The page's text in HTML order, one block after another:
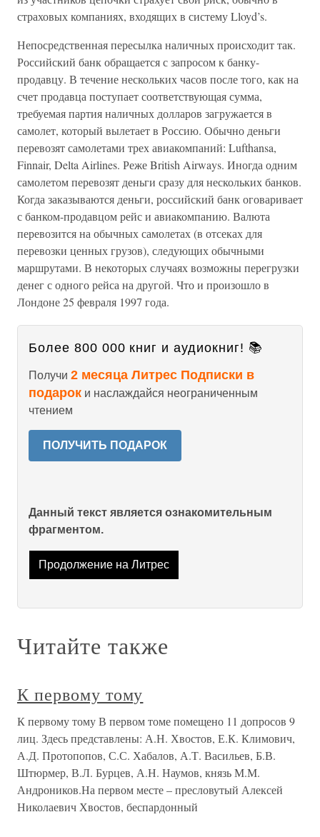
страховых компаниях, входящих в систему Lloyd’s.
Непосредственная пересылка наличных происходит так.
Российский банк обращается с запросом к банку-
продавцу. В течение нескольких часов после того, как на
счет продавца поступает соответствующая сумма,
требуемая партия наличных долларов загружается в
самолет, который вылетает в Россию. Обычно деньги
перевозят самолетами трех авиакомпаний: Lufthansa,
Finnair, Delta Airlines. Реже British Airways. Иногда одним
самолетом перевозят деньги сразу для нескольких банков.
Когда заказываются деньги, российский банк оговаривает
с банком-продавцом рейс и авиакомпанию. Валюта
перевозится на обычных самолетах (в отсеках для
перевозки ценных грузов), следующих обычными
маршрутами. В некоторых случаях возможны перегрузки
денег с одного рейса на другой. Что и произошло в
Лондоне 25 февраля 1997 года.
Более 800 000 книг и аудиокниг! 📚
Получи 2 месяца Литрес Подписки в
подарок и наслаждайся неограниченным
чтением
ПОЛУЧИТЬ ПОДАРОК
Данный текст является ознакомительным
фрагментом.
Продолжение на Литрес
Читайте также
К первому тому
К первому тому В первом томе помещено 11 допросов 9
лиц. Здесь представлены: А.Н. Хвостов, Е.К. Климович,
А.Д. Протопопов, С.С. Хабалов, А.Т. Васильев, Б.В.
Штюрмер, В.Л. Бурцев, А.Н. Наумов, князь М.М.
Андроников.На первом месте – пресловутый Алексей
Николаевич Хвостов, беспардонный